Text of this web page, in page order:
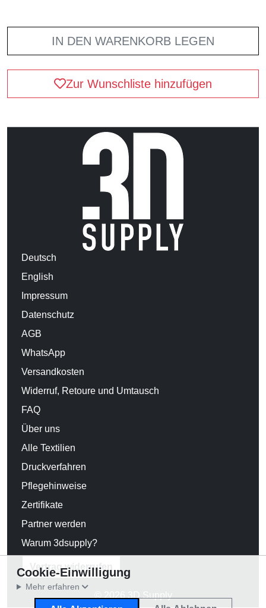
IN DEN WARENKORB LEGEN
Zur Wunschliste hinzufügen
Deutsch
English
Impressum
Datenschutz
AGB
WhatsApp
Versandkosten
Widerruf, Retoure und Umtausch
FAQ
Über uns
Alle Textilien
Druckverfahren
Pflegehinweise
Zertifikate
Partner werden
Warum 3dsupply?
Vertrag widerrufen
© 2026 3D Supply
Cookie-Einwilligung
Mehr erfahren